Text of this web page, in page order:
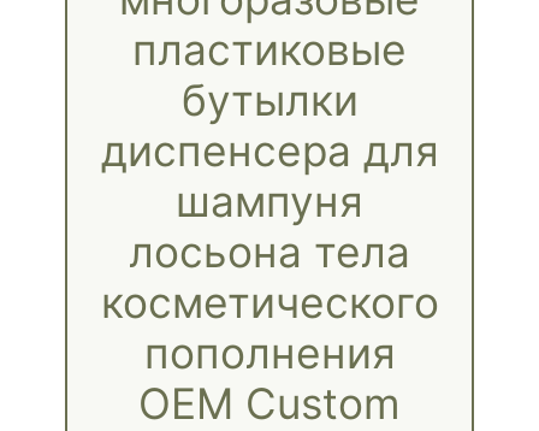
пластиковые
бутылки
диспенсера для
шампуня
лосьона тела
косметического
пополнения
OEM Custom